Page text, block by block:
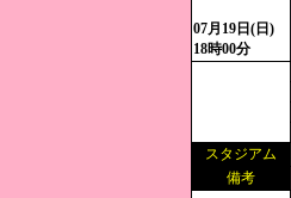
07月19日(日)
18時00分
スタジアム
備考